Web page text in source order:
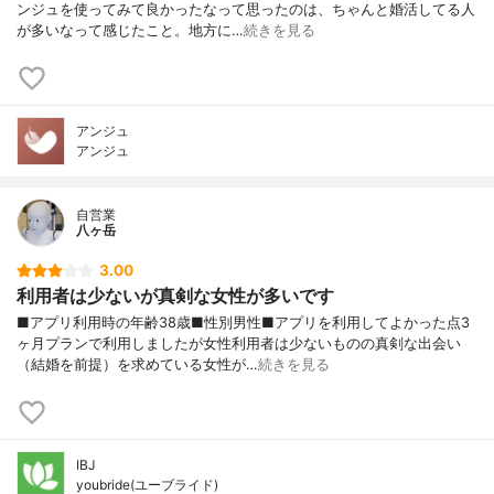
ンジュを使ってみて良かったなって思ったのは、ちゃんと婚活してる人
が多いなって感じたこと。地方に…続きを見る
アンジュ
アンジュ
自営業
八ヶ岳
3.00
利用者は少ないが真剣な女性が多いです
■アプリ利用時の年齢38歳■性別男性■アプリを利用してよかった点3
ヶ月プランで利用しましたが女性利用者は少ないものの真剣な出会い
（結婚を前提）を求めている女性が…続きを見る
IBJ
youbride(ユーブライド)